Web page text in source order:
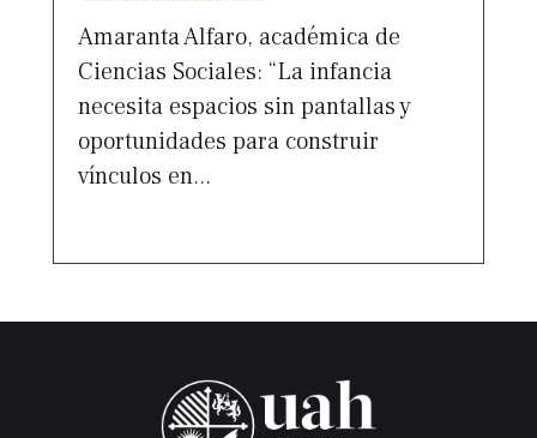
Amaranta Alfaro, académica de
Ciencias Sociales: “La infancia
necesita espacios sin pantallas y
oportunidades para construir
vínculos en...